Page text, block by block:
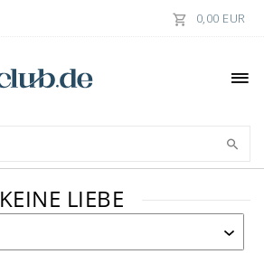
0,00 EUR
KEINE LIEBE